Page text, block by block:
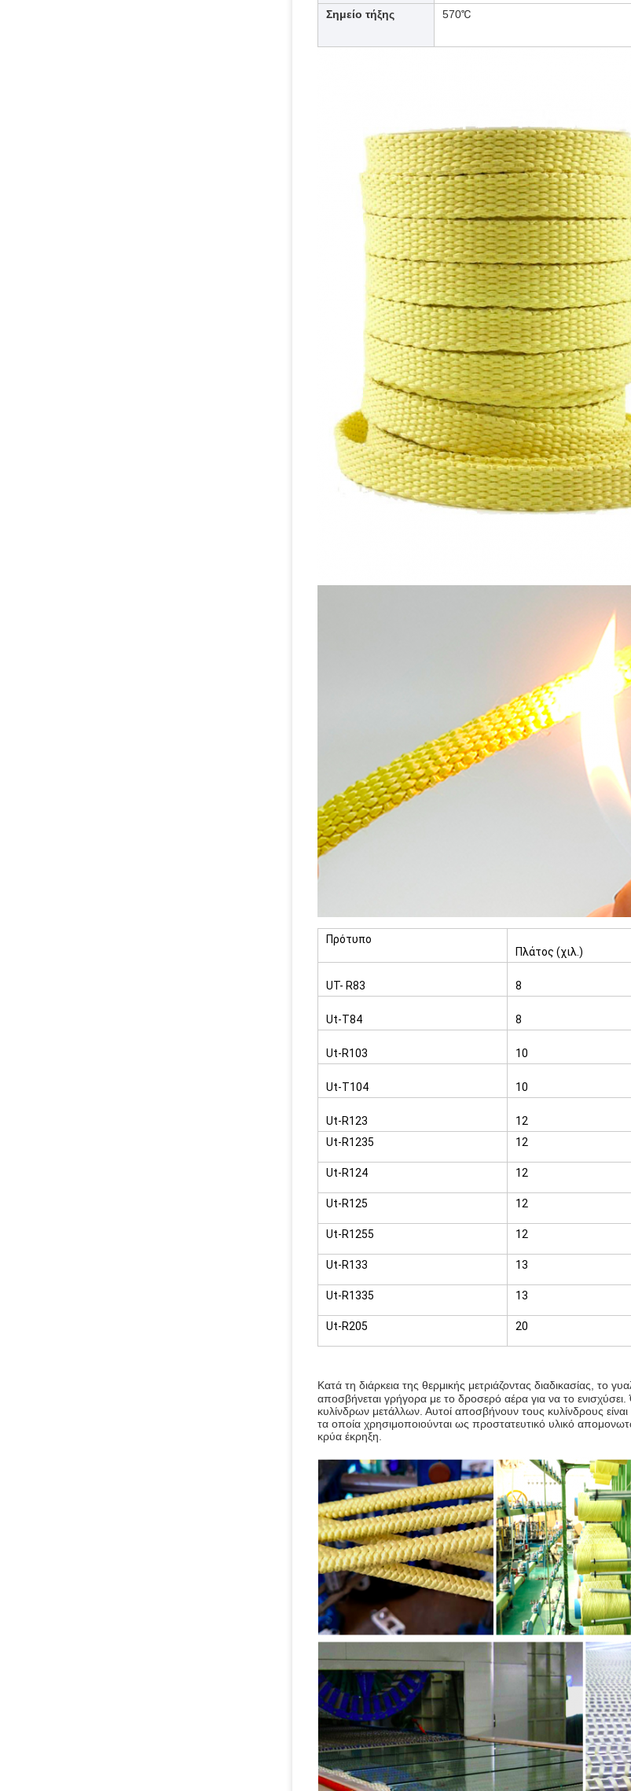
Σημείο τήξης 570℃
Πρότυπο
Πλάτος (χιλ.)
UT- R83 8
Ut-T84 8
Ut-R103 10
Ut-T104 10
Ut-R123 12
Ut-R1235
12
Ut-R124 12
Ut-R125 12
Ut-R1255 12
Ut-R133 13
Ut-R1335 13
Ut-R205 20
Κατά τη διάρκεια της θερμικής μετριάζοντας διαδικασίας, το
αποσβήνεται γρήγορα με το δροσερό αέρα για να το
κυλίνδρων μετάλλων. Αυτοί αποσβήνουν τους κυλίνδρους
τα οποία χρησιμοποιούνται ως προστατευτικό υλικό
κρύα έκρηξη.